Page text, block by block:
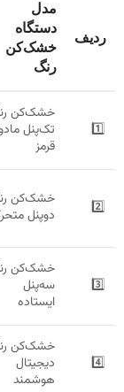
ردیف
مدل
دستگاه
خشک‌کن
رنگ
1️⃣
خشک‌کن
تک‌پنل
قرمز
2️⃣
خشک‌کن
دوپنل
3️⃣
خشک‌کن
سه‌پنل
ایستاده
4️⃣
خشک‌کن
دیجیتال
هوشمند